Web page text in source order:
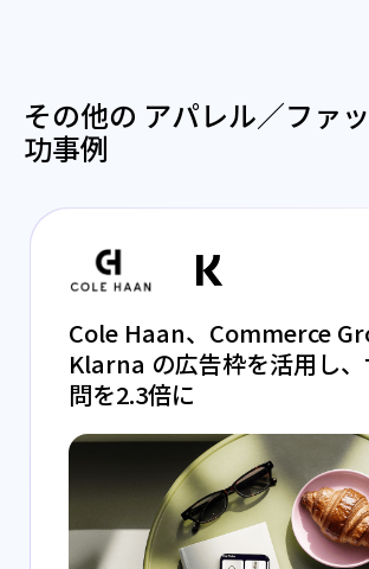
その他の アパレル／ファ
功事例
Cole Haan、Commerce
Klarna の広告枠を活用し
問を2.3倍に